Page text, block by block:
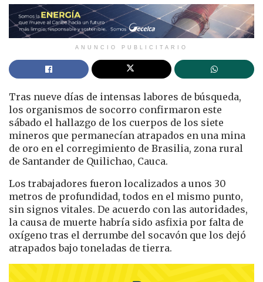
ANUNCIO PUBLICITARIO
Tras nueve días de intensas labores de búsqueda,
los organismos de socorro confirmaron este
sábado el hallazgo de los cuerpos de los siete
mineros que permanecían atrapados en una mina
de oro en el corregimiento de Brasilia, zona rural
de Santander de Quilichao, Cauca.
Los trabajadores fueron localizados a unos 30
metros de profundidad, todos en el mismo punto,
sin signos vitales. De acuerdo con las autoridades,
la causa de muerte habría sido asfixia por falta de
oxígeno tras el derrumbe del socavón que los dejó
atrapados bajo toneladas de tierra.